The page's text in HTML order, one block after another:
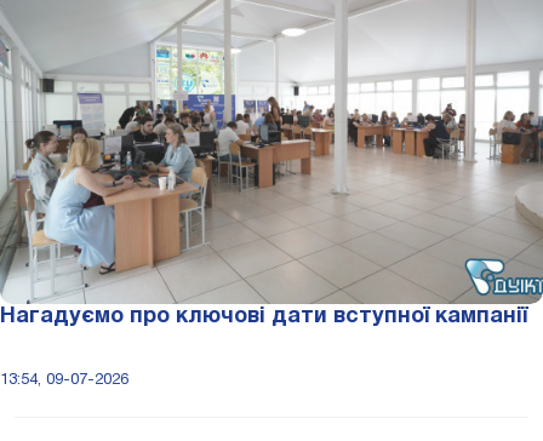
Нагадуємо про ключові дати вступної кампанії
13:54, 09-07-2026